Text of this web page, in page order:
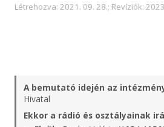
Létrehozva: 2021. 09. 28.; Revíziók:
A bemutató idején az
Hivatal
Ekkor a rádió és osztályainak